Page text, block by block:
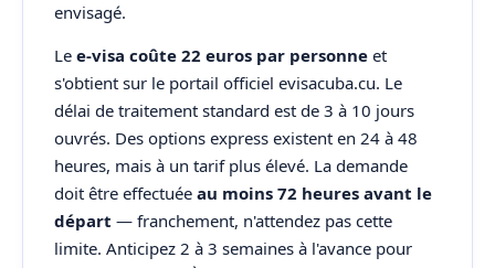
envisagé.
Le e-visa coûte 22 euros par personne et
s'obtient sur le portail officiel evisacuba.cu. Le
délai de traitement standard est de 3 à 10 jours
ouvrés. Des options express existent en 24 à 48
heures, mais à un tarif plus élevé. La demande
doit être effectuée au moins 72 heures avant le
départ — franchement, n'attendez pas cette
limite. Anticipez 2 à 3 semaines à l'avance pour